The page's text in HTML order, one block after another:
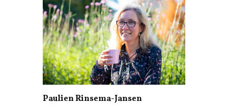
Paulien Rinsema-Jansen